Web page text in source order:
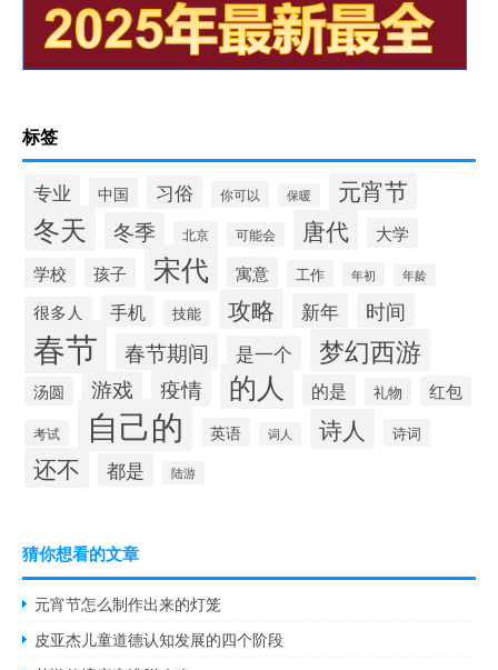
标签
专业 中国 习俗 你可以 保暖 元宵节
冬天 冬季 北京 可能会 唐代
大学
学校
孩子 宋代 寓意 工作 年初 年龄
很多人 手机 技能 攻略 新年 时间
春节 春节期间 是一个 梦幻西游
汤圆 游戏 疫情 的人 的是 礼物 红包
考试 自己的 英语 词人 诗人 诗词
还不 都是 陆游
猜你想看的文章
元宵节怎么制作出来的灯笼
皮亚杰儿童道德认知发展的四个阶段